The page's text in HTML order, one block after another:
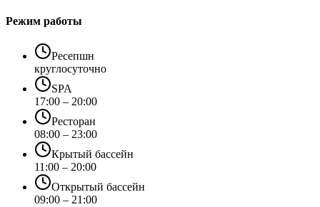
Режим работы
Ресепшн
круглосуточно
SPA
17:00 – 20:00
Ресторан
08:00 – 23:00
Крытый бассейн
11:00 – 20:00
Открытый бассейн
09:00 – 21:00